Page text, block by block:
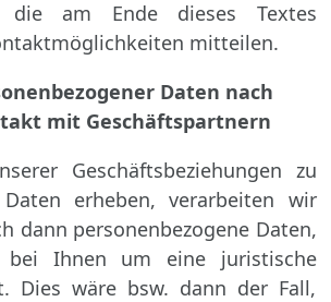
die am Ende dieses Textes
mitteilen.
Daten nach
mit Geschäftspartnern
Geschäftsbeziehungen zu
erheben, verarbeiten wir
dann personenbezogene Daten,
Ihnen um eine juristische
Dies wäre bsw. dann der Fall,